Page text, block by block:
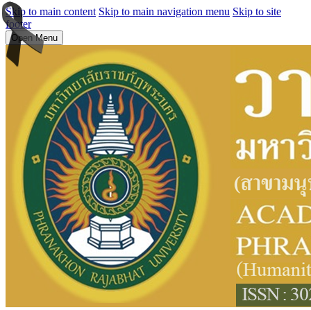
Skip to main content Skip to main navigation menu Skip to site
footer
Open Menu